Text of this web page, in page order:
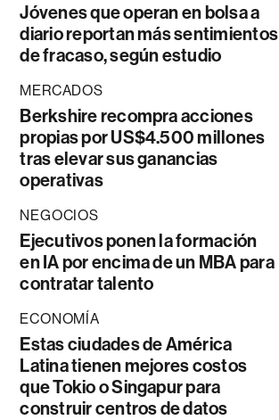
Jóvenes que operan en bolsa a
diario reportan más sentimientos
de fracaso, según estudio
MERCADOS
Berkshire recompra acciones
propias por US$4.500 millones
tras elevar sus ganancias
operativas
NEGOCIOS
Ejecutivos ponen la formación
en IA por encima de un MBA para
contratar talento
ECONOMÍA
Estas ciudades de América
Latina tienen mejores costos
que Tokio o Singapur para
construir centros de datos